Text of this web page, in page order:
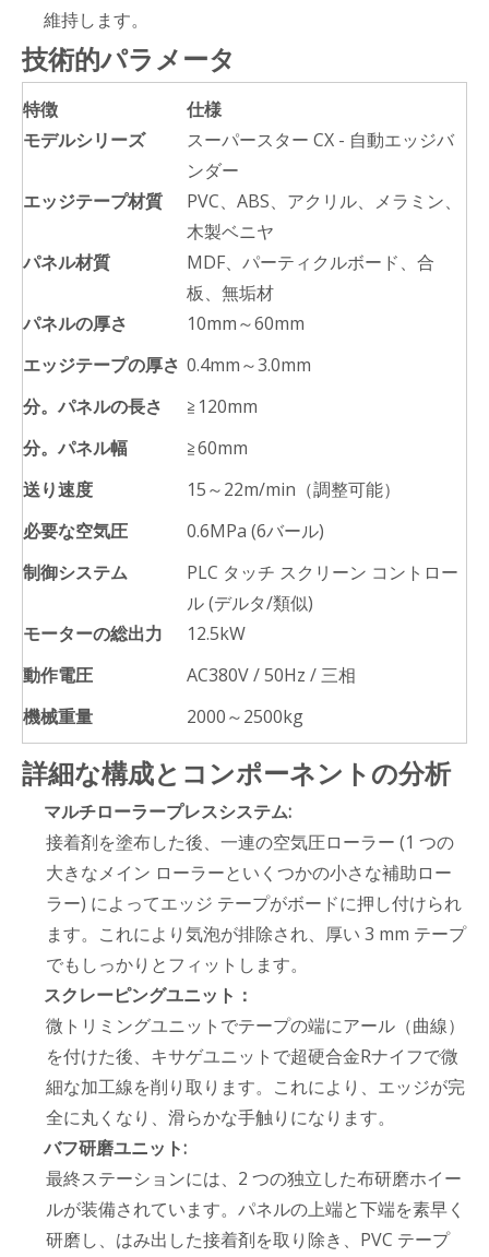
維持します。
技術的パラメータ
特徴
仕様
モデルシリーズ
スーパースター CX - 自動エッジバ
ンダー
エッジテープ材質
PVC、ABS、アクリル、メラミン、
木製ベニヤ
パネル材質
MDF、パーティクルボード、合
板、無垢材
パネルの厚さ
10mm～60mm
エッジテープの厚さ 0.4mm～3.0mm
分。パネルの長さ
≧120mm
分。パネル幅
≧60mm
送り速度
15～22m/min（調整可能）
必要な空気圧
0.6MPa (6バール)
制御システム
PLC タッチ スクリーン コントロー
ル (デルタ/類似)
モーターの総出力
12.5kW
動作電圧
AC380V / 50Hz / 三相
機械重量
2000～2500kg
詳細な構成とコンポーネントの分析
マルチローラープレスシステム:
接着剤を塗布した後、一連の空気圧ローラー (1 つの
大きなメイン ローラーといくつかの小さな補助ロー
ラー) によってエッジ テープがボードに押し付けられ
ます。これにより気泡が排除され、厚い 3 mm テープ
でもしっかりとフィットします。
スクレーピングユニット：
微トリミングユニットでテープの端にアール（曲線）
を付けた後、キサゲユニットで超硬合金Rナイフで微
細な加工線を削り取ります。これにより、エッジが完
全に丸くなり、滑らかな手触りになります。
バフ研磨ユニット:
最終ステーションには、2 つの独立した布研磨ホイー
ルが装備されています。パネルの上端と下端を素早く
研磨し、はみ出した接着剤を取り除き、PVC テープ